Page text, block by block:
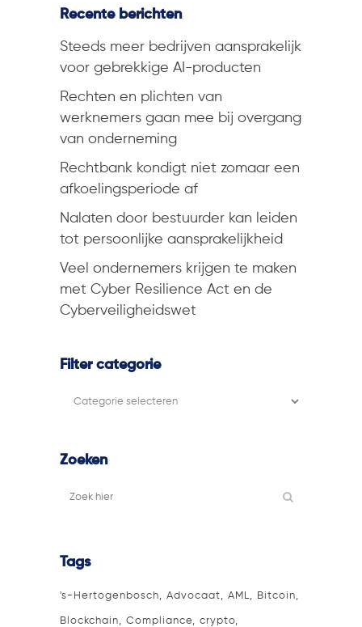
Recente berichten
Steeds meer bedrijven aansprakelijk
voor gebrekkige AI-producten
Rechten en plichten van
werknemers gaan mee bij overgang
van onderneming
Rechtbank kondigt niet zomaar een
afkoelingsperiode af
Nalaten door bestuurder kan leiden
tot persoonlijke aansprakelijkheid
Veel ondernemers krijgen te maken
met Cyber Resilience Act en de
Cyberveiligheidswet
Filter categorie
Filter
Zoeken
Tags
's-Hertogenbosch Advocaat AML Bitcoin
Blockchain Compliance crypto